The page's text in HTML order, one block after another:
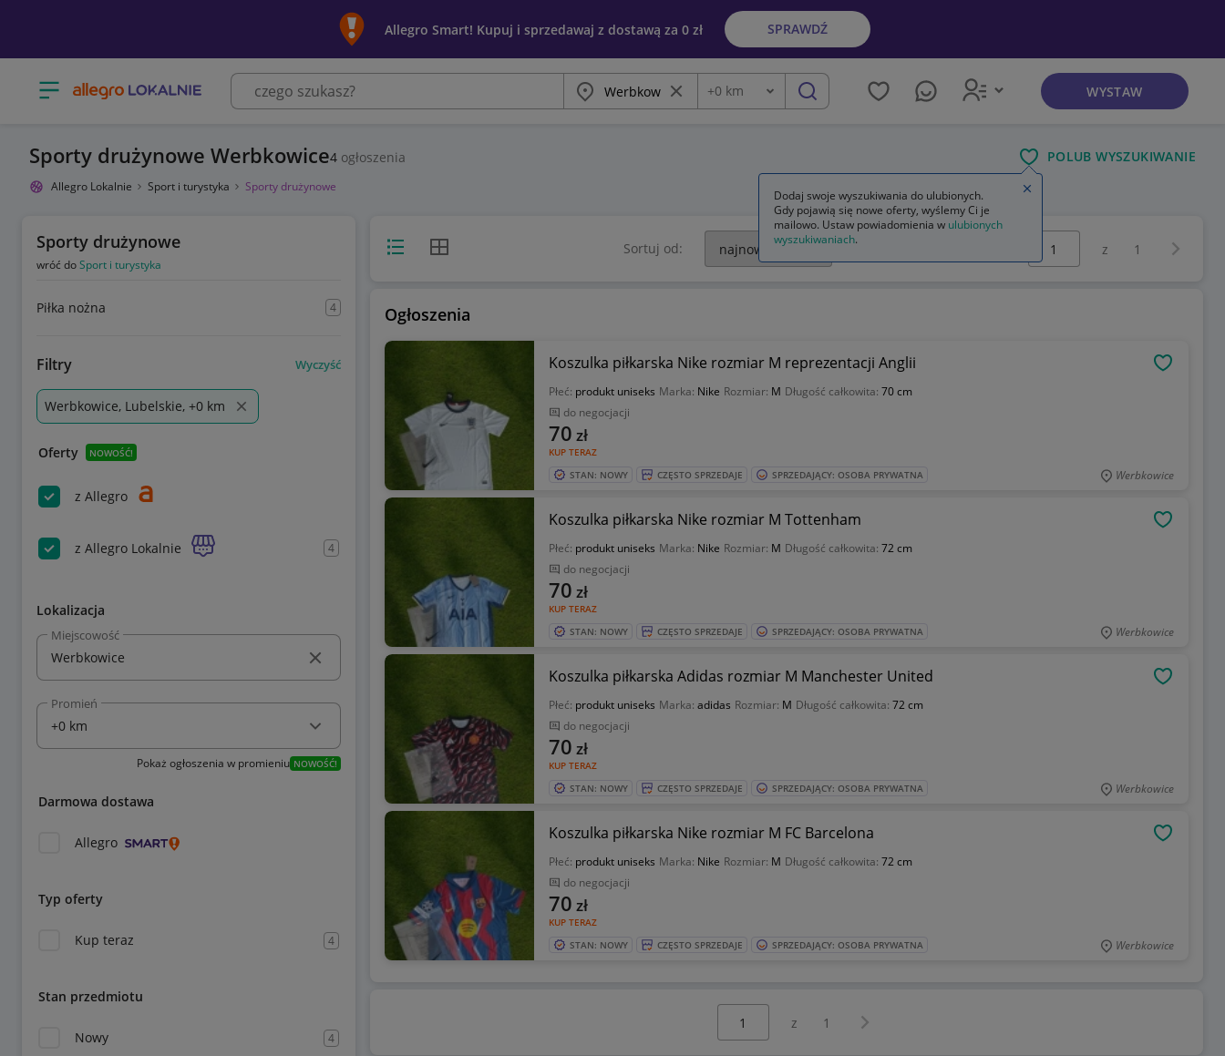
Allegro Smart! Kupuj i sprzedawaj z dostawą za 0 zł SPRAWDŹ
Otwórz menu z kategoriami Miasto Wyczyść frazę
Odległość
+0 km szukaj WYSTAW
Sporty drużynowe Werbkowice4 ogłoszenia POLUB WYSZUKIWANIE
Allegro Lokalnie Sport i turystyka Sporty drużynowe
Sporty drużynowe
wróć doSport i turystyka
Piłka nożna 4
Filtry Wyczyść
Werbkowice, Lubelskie, +0 km
Oferty NOWOŚĆ!
z Allegro
z Allegro Lokalnie 4
Lokalizacja
Miejscowość
Promień
Pokaż ogłoszenia w promieniu NOWOŚĆ!
Darmowa dostawa
Allegro
Typ oferty
Kup teraz 4
Stan przedmiotu
Nowy 4
Widok listyWidok siatki Sortuj od: z 1
Ogłoszenia
Koszulka piłkarska Nike rozmiar M reprezentacji Anglii
Płeć: produkt uniseks Marka: Nike Rozmiar: M Długość całkowita: 70 cm
do negocjacji
KUP TERAZ
70 zł
STAN: NOWY CZĘSTO SPRZEDAJE SPRZEDAJĄCY: OSOBA PRYWATNA Werbkowice
Koszulka piłkarska Nike rozmiar M Tottenham
Płeć: produkt uniseks Marka: Nike Rozmiar: M Długość całkowita: 72 cm
do negocjacji
KUP TERAZ
70 zł
STAN: NOWY CZĘSTO SPRZEDAJE SPRZEDAJĄCY: OSOBA PRYWATNA Werbkowice
Koszulka piłkarska Adidas rozmiar M Manchester United
Płeć: produkt uniseks Marka: adidas Rozmiar: M Długość całkowita: 72 cm
do negocjacji
KUP TERAZ
70 zł
STAN: NOWY CZĘSTO SPRZEDAJE SPRZEDAJĄCY: OSOBA PRYWATNA Werbkowice
Koszulka piłkarska Nike rozmiar M FC Barcelona
Płeć: produkt uniseks Marka: Nike Rozmiar: M Długość całkowita: 72 cm
do negocjacji
KUP TERAZ
70 zł
STAN: NOWY CZĘSTO SPRZEDAJE SPRZEDAJĄCY: OSOBA PRYWATNA Werbkowice
z 1 Następna strona
Dodaj swoje wyszukiwania do ulubionych.
Gdy pojawią się nowe oferty, wyślemy Ci je
mailowo. Ustaw powiadomienia w ulubionych
wyszukiwaniach.
Zamknij wskazówkę